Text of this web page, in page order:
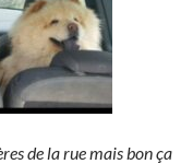
de la rue mais bon ça